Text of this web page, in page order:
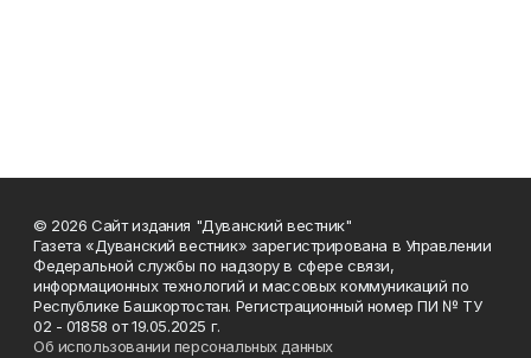
© 2026 Сайт издания "Дуванский вестник"
Газета «Дуванский вестник» зарегистрирована в Управлении
Федеральной службы по надзору в сфере связи,
информационных технологий и массовых коммуникаций по
Республике Башкортостан. Регистрационный номер ПИ № ТУ
02 - 01858 от 19.05.2025 г.
Об использовании персональных данных